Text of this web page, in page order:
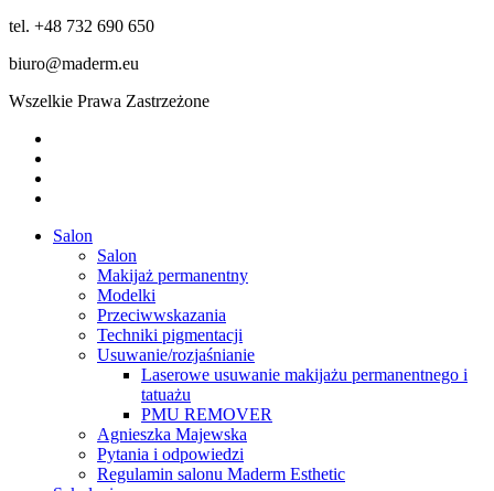
tel. +48 732 690 650
biuro@maderm.eu
Wszelkie Prawa Zastrzeżone
Close
Salon
Salon
Makijaż permanentny
Modelki
Przeciwwskazania
Techniki pigmentacji
Usuwanie/rozjaśnianie
Laserowe usuwanie makijażu permanentnego i
tatuażu
PMU REMOVER
Agnieszka Majewska
Pytania i odpowiedzi
Regulamin salonu Maderm Esthetic